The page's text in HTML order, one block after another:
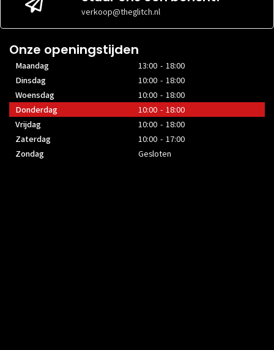
verkoop@theglitch.nl
Onze openingstijden
Maandag
13:00 - 18:00
Dinsdag
10:00 - 18:00
Woensdag
10:00 - 18:00
Donderdag
10:00 - 18:00
Vrijdag
10:00 - 18:00
Zaterdag
10:00 - 17:00
Zondag
Gesloten